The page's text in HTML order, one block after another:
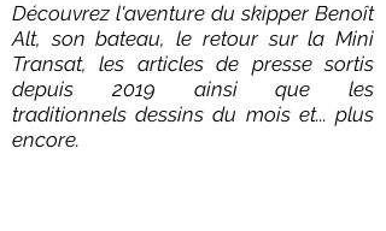
Découvrez l'aventure du skipper Benoît
Alt, son bateau,le retour sur la Mini
Transat, les articlesde pressesortis
depuis 2019 ainsi que les
traditionnels dessins du mois et... plus
encore.